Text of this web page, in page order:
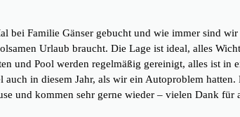
bei Familie Gänser gebucht und wie immer sind
Urlaub braucht. Die Lage ist ideal, alles
und Pool werden regelmäßig gereinigt, alles ist in
in diesem Jahr, als wir ein Autoproblem
und kommen sehr gerne wieder – vielen Dank für